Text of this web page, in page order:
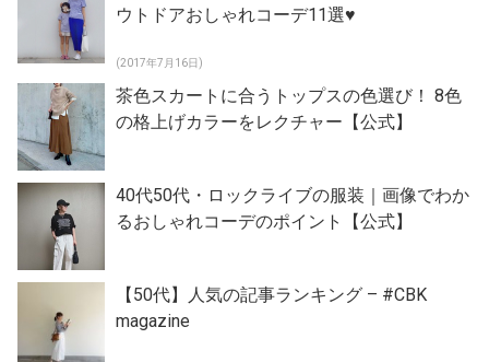
ウトドアおしゃれコーデ11選♥
(2017年7月16日)
茶色スカートに合うトップスの色選び！ 8色
の格上げカラーをレクチャー【公式】
40代50代・ロックライブの服装｜画像でわか
るおしゃれコーデのポイント【公式】
【50代】人気の記事ランキング – #CBK
magazine